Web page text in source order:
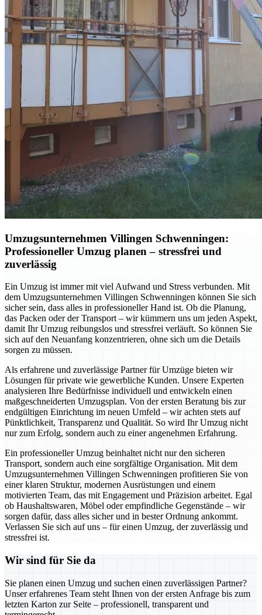
Umzugsunternehmen Villingen Schwenningen:
Professioneller Umzug planen – stressfrei und
zuverlässig
Ein Umzug ist immer mit viel Aufwand und Stress verbunden. Mit
dem Umzugsunternehmen Villingen Schwenningen können Sie sich
sicher sein, dass alles in professioneller Hand ist. Ob die Planung,
das Packen oder der Transport – wir kümmern uns um jeden Aspekt,
damit Ihr Umzug reibungslos und stressfrei verläuft. So können Sie
sich auf den Neuanfang konzentrieren, ohne sich um die Details
sorgen zu müssen.
Als erfahrene und zuverlässige Partner für Umzüge bieten wir
Lösungen für private wie gewerbliche Kunden. Unsere Experten
analysieren Ihre Bedürfnisse individuell und entwickeln einen
maßgeschneiderten Umzugsplan. Von der ersten Beratung bis zur
endgültigen Einrichtung im neuen Umfeld – wir achten stets auf
Pünktlichkeit, Transparenz und Qualität. So wird Ihr Umzug nicht
nur zum Erfolg, sondern auch zu einer angenehmen Erfahrung.
Ein professioneller Umzug beinhaltet nicht nur den sicheren
Transport, sondern auch eine sorgfältige Organisation. Mit dem
Umzugsunternehmen Villingen Schwenningen profitieren Sie von
einer klaren Struktur, modernen Ausrüstungen und einem
motivierten Team, das mit Engagement und Präzision arbeitet. Egal
ob Haushaltswaren, Möbel oder empfindliche Gegenstände – wir
sorgen dafür, dass alles sicher und in bester Ordnung ankommt.
Verlassen Sie sich auf uns – für einen Umzug, der zuverlässig und
stressfrei ist.
Wir sind für Sie da
Sie planen einen Umzug und suchen einen zuverlässigen Partner?
Unser erfahrenes Team steht Ihnen von der ersten Anfrage bis zum
letzten Karton zur Seite – professionell, transparent und